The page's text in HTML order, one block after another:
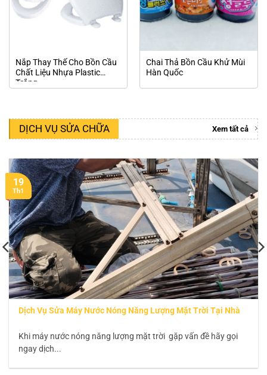
Nắp Thay Thế Cho Bồn Cầu
Chất Liệu Nhựa Plastic
Trắng
Chai Thả Bồn Cầu Khử Mùi
Hàn Quốc
DỊCH VỤ SỬA CHỮA Xem tất cả
Dịch Vụ Sửa Máy Nước Nóng Năng Lượng Mặt Trời Tại Nhà
Khi máy nước nóng năng lượng mặt trời gặp vấn đề hãy gọi
ngay dịch...
19
Th1